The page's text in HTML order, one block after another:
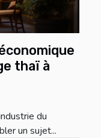
thaï à
du
un sujet...